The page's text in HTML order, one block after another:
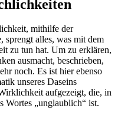
mithilfe der
sprengt alles, was mit dem
zu tun hat. Um zu erklären,
ausmacht, beschrieben,
noch. Es ist hier ebenso
unseres Daseins
aufgezeigt, die, in
Wortes „unglaublich“ ist.